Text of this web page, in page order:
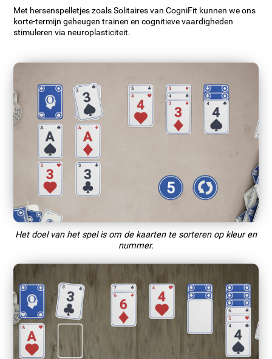
Met hersenspelletjes zoals Solitaires van CogniFit kunnen we ons
korte-termijn geheugen trainen en cognitieve vaardigheden
stimuleren via neuroplasticiteit.
Het doel van het spel is om de kaarten te sorteren op kleur en
nummer.